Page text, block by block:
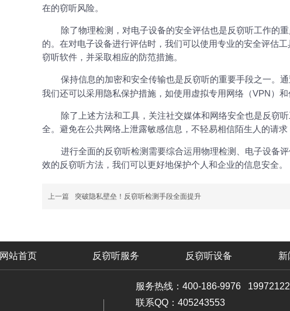
在的窃听风险。
除了物理检测，对电子设备的安全评估也是反窃听工作的
的。在对电子设备进行评估时，我们可以使用专业的安全评估
窃听软件，并采取相应的防范措施。
保持信息的加密和安全传输也是反窃听的重要手段之一。
我们还可以采用隐私保护措施，如使用虚拟专用网络（VPN）
除了上述方法和工具，关注社交媒体和网络安全也是反窃听
全。避免在公共网络上泄露敏感信息，不轻易相信陌生人的请
进行全面的反窃听检测需要综合运用物理检测、电子设备
效的反窃听方法，我们可以更好地保护个人和企业的信息安全。
上一篇 突破隐私壁垒！反窃听检测手段全面提升
网站首页 反窃听服务 反窃听设备 新
服务热线：400-186-9976
联系QQ：405243553